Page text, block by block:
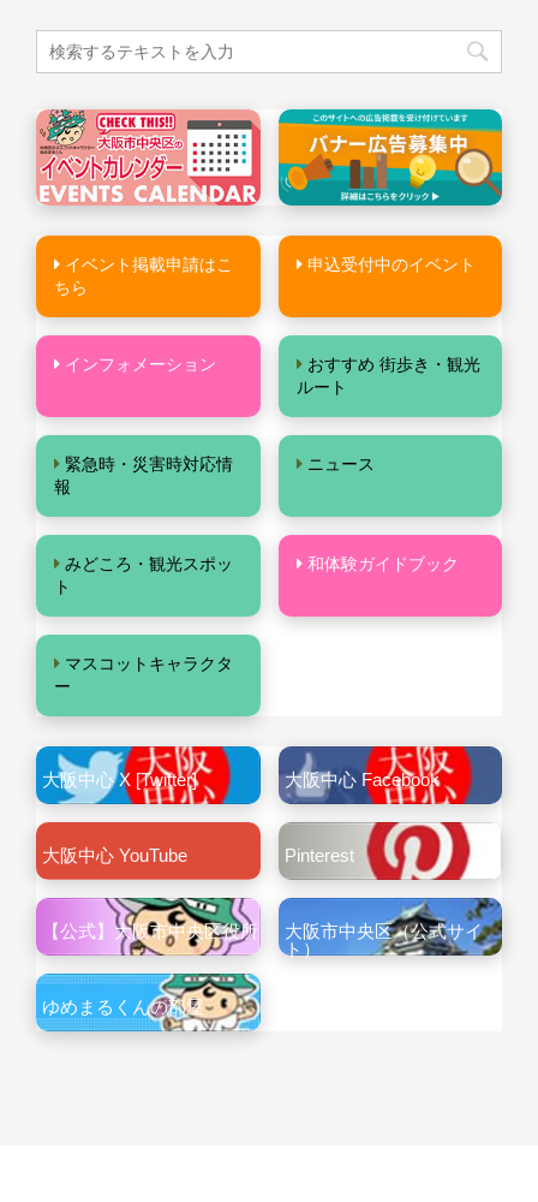
イベント掲載申請はこ
ちら
申込受付中のイベント
インフォメーション
おすすめ 街歩き・観光
ルート
緊急時・災害時対応情
報
ニュース
みどころ・観光スポッ
ト
和体験ガイドブック
マスコットキャラクタ
ー
大阪中心 X [Twitter] 大阪中心 Facebook
大阪中心 YouTube Pinterest
【公式】大阪市中央区役所
大阪市中央区（公式サイ
ト）
ゆめまるくんの部屋